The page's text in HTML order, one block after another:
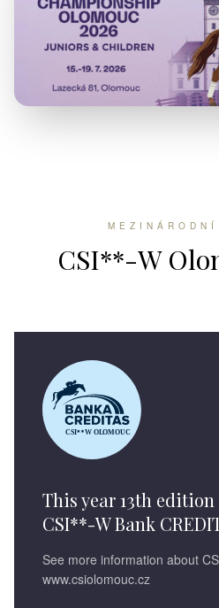
CSI**-W
This year 13th edition
CSI**-W Bank
See more information about
www.csiolomouc.cz